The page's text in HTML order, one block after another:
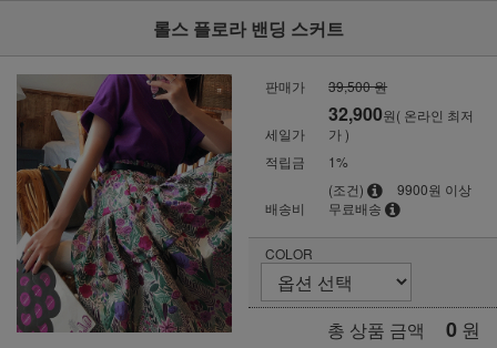
롤스 플로라 밴딩 스커트
판매가 39,500 원
세일가
32,900원( 온라인 최저
가 )
적립금
1%
배송비
(조건)
9900원 이상
무료배송
COLOR
총 상품 금액 0 원